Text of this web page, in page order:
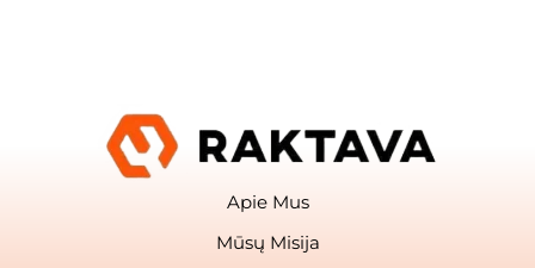
Apie Mus
Mūsų Misija